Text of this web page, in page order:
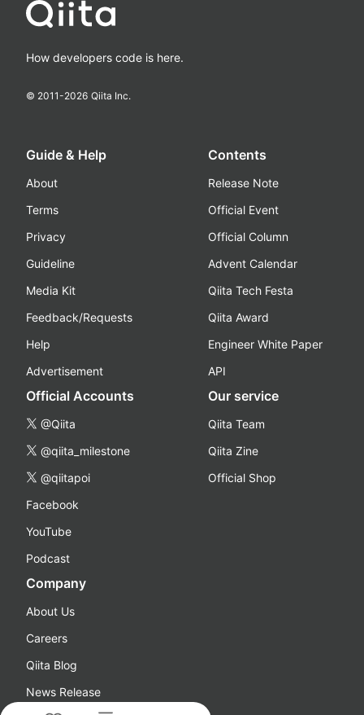
How developers code is here.
© 2011-2026 Qiita Inc.
Guide & Help
About
Terms
Privacy
Guideline
Media Kit
Feedback/Requests
Help
Advertisement
Contents
Release Note
Official Event
Official Column
Advent Calendar
Qiita Tech Festa
Qiita Award
Engineer White Paper
API
Official Accounts
@Qiita
@qiita_milestone
@qiitapoi
Facebook
YouTube
Podcast
Our service
Qiita Team
Qiita Zine
Official Shop
Company
About Us
Careers
Qiita Blog
News Release